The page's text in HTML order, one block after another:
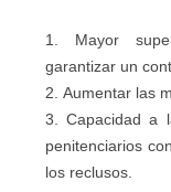
Mayor
garantizar un
Aumentar las
Capacidad a
penitenciarios
los reclusos.